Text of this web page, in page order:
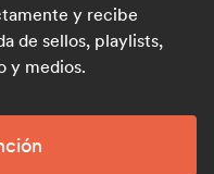
y recibe
de sellos, playlists,
y medios.